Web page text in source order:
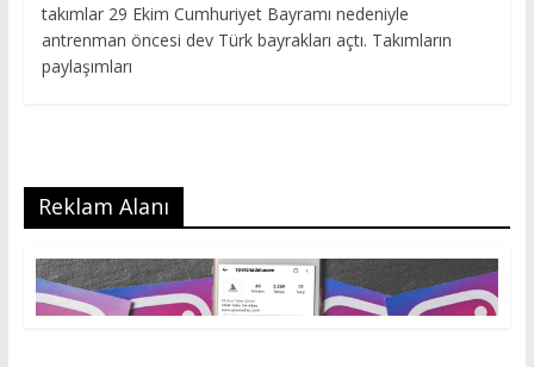
takımlar 29 Ekim Cumhuriyet Bayramı nedeniyle
antrenman öncesi dev Türk bayrakları açtı. Takımların
paylaşımları
Reklam Alanı